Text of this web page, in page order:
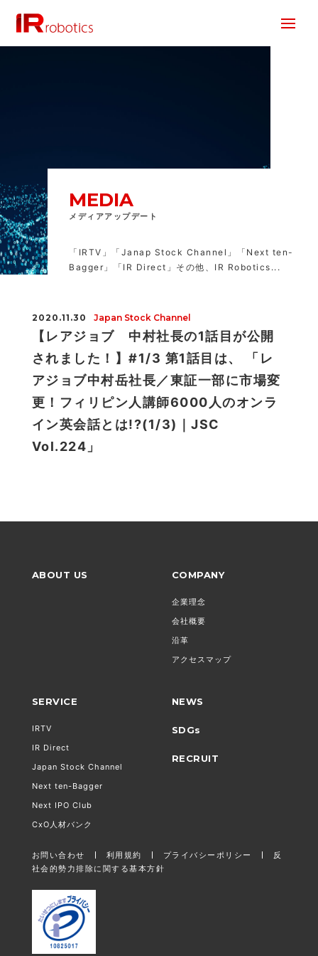
MEDIA
メディアアップデート
「IRTV」「Janap Stock Channel」「Next ten-
Bagger」「IR Direct」その他、IR Robotics...
2020.11.30 Japan Stock Channel
【レアジョブ 中村社長の1話目が公開
されました！】#1/3 第1話目は、 「レ
アジョブ中村岳社長／東証一部に市場変
更！フィリピン人講師6000人のオンラ
イン英会話とは!?(1/3)｜JSC
Vol.224」
ABOUT US COMPANY
企業理念
会社概要
沿革
アクセスマップ
SERVICE
IRTV
IR Direct
Japan Stock Channel
Next ten-Bagger
Next IPO Club
CxO人材バンク
NEWS
SDGs
RECRUIT
お問い合わせ 利用規約 プライバシーポリシー
反
社会的勢力排除に関する基本方針